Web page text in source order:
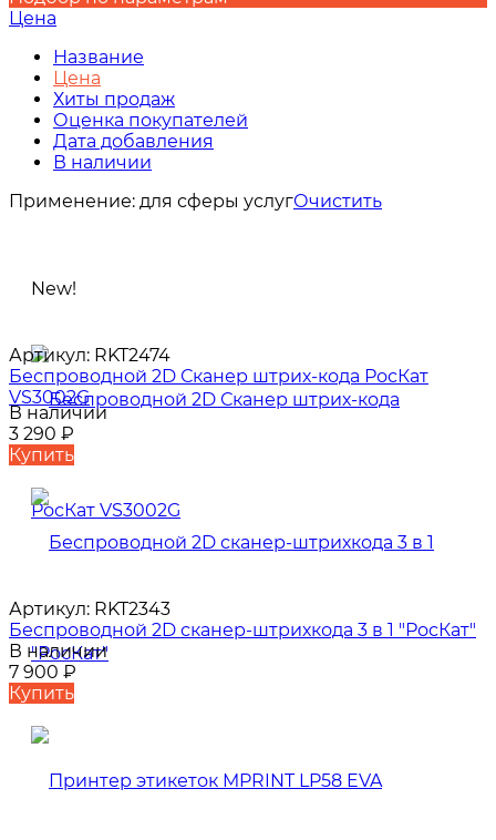
Цена
Название
Цена
Хиты продаж
Оценка покупателей
Дата добавления
В наличии
Применение: для сферы услугОчистить
New!
Артикул: RKT2474
Беспроводной 2D Сканер штрих-кода РосКат
VS3002G
В наличии
3 290 ₽
Купить
Артикул: RKT2343
Беспроводной 2D сканер-штрихкода 3 в 1 "РосКат"
В наличии
7 900 ₽
Купить